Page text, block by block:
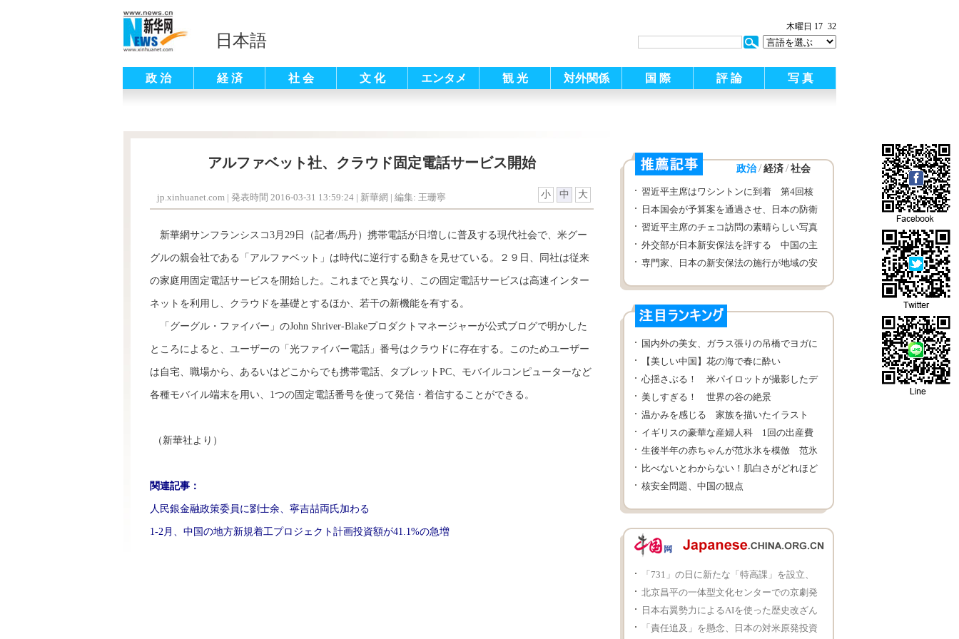
日本語
木曜日 17 32
政 治 経 済 社 会 文 化 エンタメ 観 光 対外関係 国 際 評 論 写 真
アルファベット社、クラウド固定電話サービス開始
jp.xinhuanet.com | 発表時間 2016-03-31 13:59:24 | 新華網 | 編集: 王珊寧 小 中 大
新華網サンフランシスコ3月29日（記者/馬丹）携帯電話が日増しに普及する現代社会で、米グー
グルの親会社である「アルファベット」は時代に逆行する動きを見せている。２９日、同社は従来
の家庭用固定電話サービスを開始した。これまでと異なり、この固定電話サービスは高速インター
ネットを利用し、クラウドを基礎とするほか、若干の新機能を有する。
「グーグル・ファイバー」のJohn Shriver-Blakeプロダクトマネージャーが公式ブログで明かした
ところによると、ユーザーの「光ファイバー電話」番号はクラウドに存在する。このためユーザー
は自宅、職場から、あるいはどこからでも携帯電話、タブレットPC、モバイルコンピューターなど
各種モバイル端末を用い、1つの固定電話番号を使って発信・着信することができる。
（新華社より）
関連記事：
人民銀金融政策委員に劉士余、寧吉喆両氏加わる
1-2月、中国の地方新規着工プロジェクト計画投資額が41.1%の急増
政治 / 経済 / 社会
習近平主席はワシントンに到着 第4回核
セキュリティーサミットに出席
日本国会が予算案を通過させ、日本の防衛
費が過去最高を記録
習近平主席のチェコ訪問の素晴らしい写真
集
外交部が日本新安保法を評する 中国の主
権と安全面の利益損なわないよう要求
専門家、日本の新安保法の施行が地域の安
国内外の美女、ガラス張りの吊橋でヨガに
励む
【美しい中国】花の海で春に酔い
心揺さぶる！ 米パイロットが撮影したデ
スヴァレー国立公園
美しすぎる！ 世界の谷の絶景
温かみを感じる 家族を描いたイラスト
イギリスの豪華な産婦人科 1回の出産費
は461万元
生後半年の赤ちゃんが范氷氷を模倣 范氷
氷本人「いいね」
比べないとわからない！肌白さがどれほど
重要
核安全問題、中国の観点